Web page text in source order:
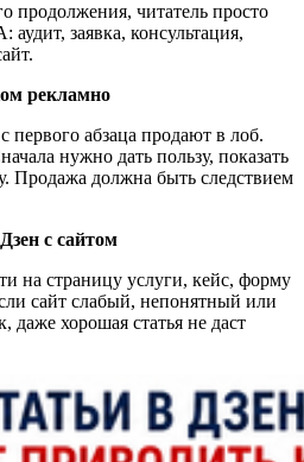
продолжения, читатель просто
заявка, консультация,
рекламно
первого абзаца продают в лоб.
нужно дать пользу, показать
Продажа должна быть следствием
с сайтом
на страницу услуги, кейс, форму
сайт слабый, непонятный или
даже хорошая статья не даст